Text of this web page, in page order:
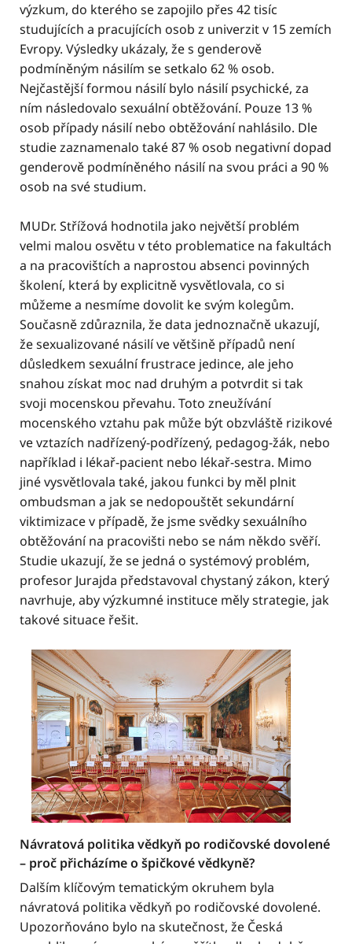
výzkum, do kterého se zapojilo přes 42 tisíc
studujících a pracujících osob z univerzit v 15 zemích
Evropy. Výsledky ukázaly, že s genderově
podmíněným násilím se setkalo 62 % osob.
Nejčastější formou násilí bylo násilí psychické, za
ním následovalo sexuální obtěžování. Pouze 13 %
osob případy násilí nebo obtěžování nahlásilo. Dle
studie zaznamenalo také 87 % osob negativní dopad
genderově podmíněného násilí na svou práci a 90 %
osob na své studium.
MUDr. Střížová hodnotila jako největší problém
velmi malou osvětu v této problematice na fakultách
a na pracovištích a naprostou absenci povinných
školení, která by explicitně vysvětlovala, co si
můžeme a nesmíme dovolit ke svým kolegům.
Současně zdůraznila, že data jednoznačně ukazují,
že sexualizované násilí ve většině případů není
důsledkem sexuální frustrace jedince, ale jeho
snahou získat moc nad druhým a potvrdit si tak
svoji mocenskou převahu. Toto zneužívání
mocenského vztahu pak může být obzvláště rizikové
ve vztazích nadřízený-podřízený, pedagog-žák, nebo
například i lékař-pacient nebo lékař-sestra. Mimo
jiné vysvětlovala také, jakou funkci by měl plnit
ombudsman a jak se nedopouštět sekundární
viktimizace v případě, že jsme svědky sexuálního
obtěžování na pracovišti nebo se nám někdo svěří.
Studie ukazují, že se jedná o systémový problém,
profesor Jurajda představoval chystaný zákon, který
navrhuje, aby výzkumné instituce měly strategie, jak
takové situace řešit.
Návratová politika vědkyň po rodičovské dovolené
– proč přicházíme o špičkové vědkyně?
Dalším klíčovým tematickým okruhem byla
návratová politika vědkyň po rodičovské dovolené.
Upozorňováno bylo na skutečnost, že Česká